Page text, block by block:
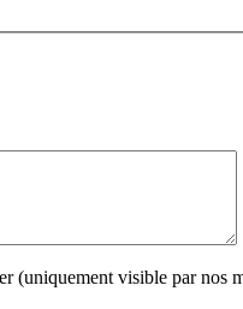
(uniquement visible par nos